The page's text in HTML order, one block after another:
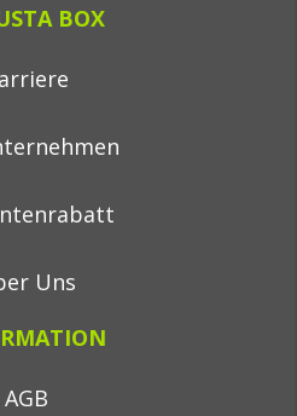
BOX
Uns
AGB